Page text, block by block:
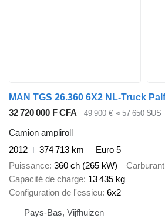
32 720 000 F CFA 49 900 € ≈ 57 650 $US
Camion ampliroll
2012
374 713 km
Euro 5
Puissance 360 ch (265 kW) Carburant
Capacité de charge 13 435 kg
Configuration de l'essieu 6x2
Pays-Bas, Vijfhuizen